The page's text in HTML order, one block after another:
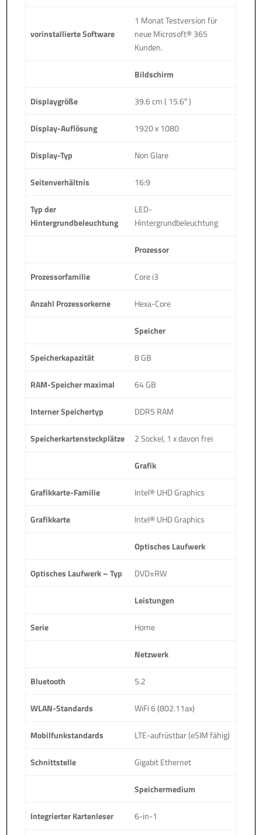
vorinstallierte Software
1 Monat Testversion für
neue Microsoft® 365
Kunden.
Bildschirm
Displaygröße 39.6 cm ( 15.6″ )
Display-Auflösung 1920 x 1080
Display-Typ Non Glare
Seitenverhältnis 16:9
Typ der
Hintergrundbeleuchtung
LED-
Hintergrundbeleuchtung
Prozessor
Prozessorfamilie Core i3
Anzahl Prozessorkerne Hexa-Core
Speicher
Speicherkapazität 8 GB
RAM-Speicher maximal 64 GB
Interner Speichertyp DDR5 RAM
Speicherkartensteckplätze 2 Sockel, 1 x davon frei
Grafik
Grafikkarte-Familie Intel® UHD Graphics
Grafikkarte Intel® UHD Graphics
Optisches Laufwerk
Optisches Laufwerk – Typ DVD±RW
Leistungen
Serie Home
Netzwerk
Bluetooth 5.2
WLAN-Standards WiFi 6 (802.11ax)
Mobilfunkstandards LTE-aufrüstbar (eSIM fähig)
Schnittstelle Gigabit Ethernet
Speichermedium
Integrierter Kartenleser 6-in-1